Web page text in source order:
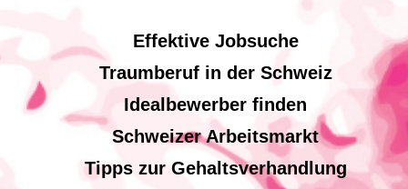
Effektive Jobsuche
Traumberuf in der Schweiz
Idealbewerber finden
Schweizer Arbeitsmarkt
Tipps zur Gehaltsverhandlung